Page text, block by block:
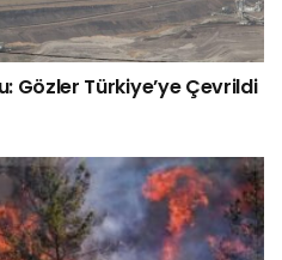
Gözler Türkiye’ye Çevrildi